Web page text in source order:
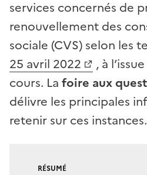
services concernés de
renouvellement des
sociale (CVS) selon les
25 avril 2022
, à
cours. La foire aux
délivre les principales
retenir sur ces instances.
RÉSUMÉ